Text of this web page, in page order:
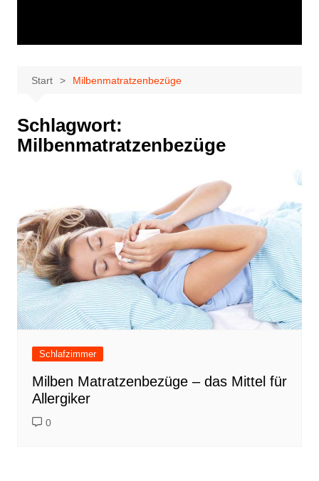
Start Milbenmatratzenbezüge
Schlagwort:
Milbenmatratzenbezüge
Schlafzimmer
Milben Matratzenbezüge – das Mittel für
Allergiker
0